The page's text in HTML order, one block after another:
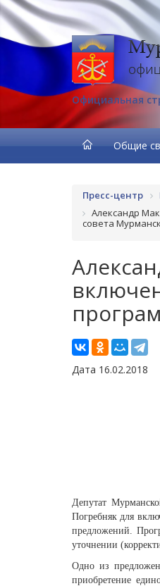
Официальная
Общие
Пресс-центр
Александр
совета
Дата 16.02.2018
Депутат
Погребняк для
предложений.
уточнении
Одно из
приобретение